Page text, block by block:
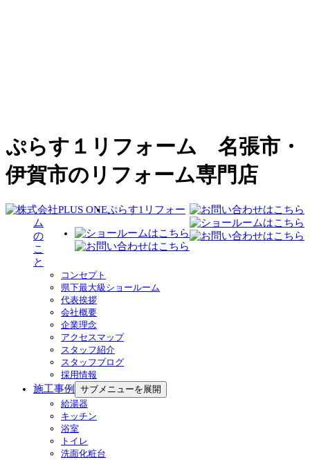
ぷらす１リフォーム 名張市・
伊賀市のリフォーム専門店
ぷらす1リフォー
ム
の
こ
と
コンセプト
県下最大級ショールーム
代表挨拶
会社概要
企業理念
アクセスマップ
スタッフ紹介
スタッフブログ
採用情報
施工事例
サブメニューを展開
給湯器
キッチン
浴室
トイレ
洗面化粧台